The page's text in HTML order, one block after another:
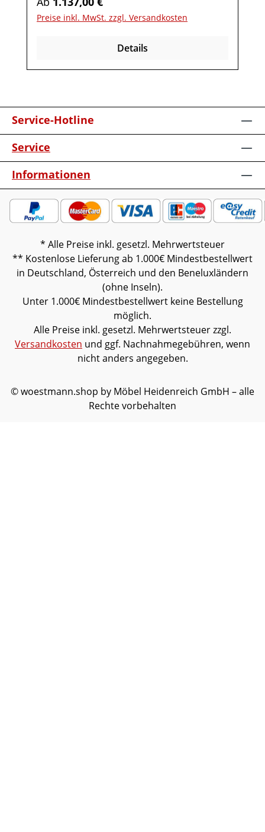
Repeater mit
AufstellerKabelausfräsungUnterboden-
vormontiert (Restmontage kann
enthalten. Abbildung kann abweichen.
Preise inkl. MwSt. zzgl. Versandkosten
Details
Service-Hotline
Service
Informationen
* Alle Preise inkl. gesetzl. Mehrwertsteuer
** Kostenlose Lieferung ab 1.000€ Mindestbestellwert
in Deutschland, Österreich und den Beneluxländern
(ohne Inseln).
Unter 1.000€ Mindestbestellwert keine Bestellung
möglich.
Alle Preise inkl. gesetzl. Mehrwertsteuer zzgl.
Versandkosten und ggf. Nachnahmegebühren, wenn
nicht anders angegeben.
© woestmann.shop by Möbel Heidenreich GmbH – alle
Rechte vorbehalten